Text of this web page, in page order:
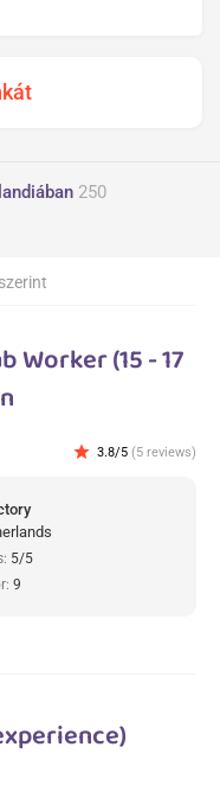
250
Worker (15 - 17
star 3.8/5 (5 reviews)
5/5
9